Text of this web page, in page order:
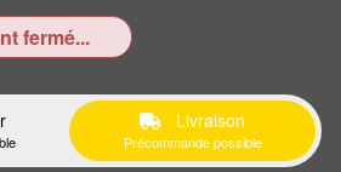
fermé...
Livraison
Précommande possible